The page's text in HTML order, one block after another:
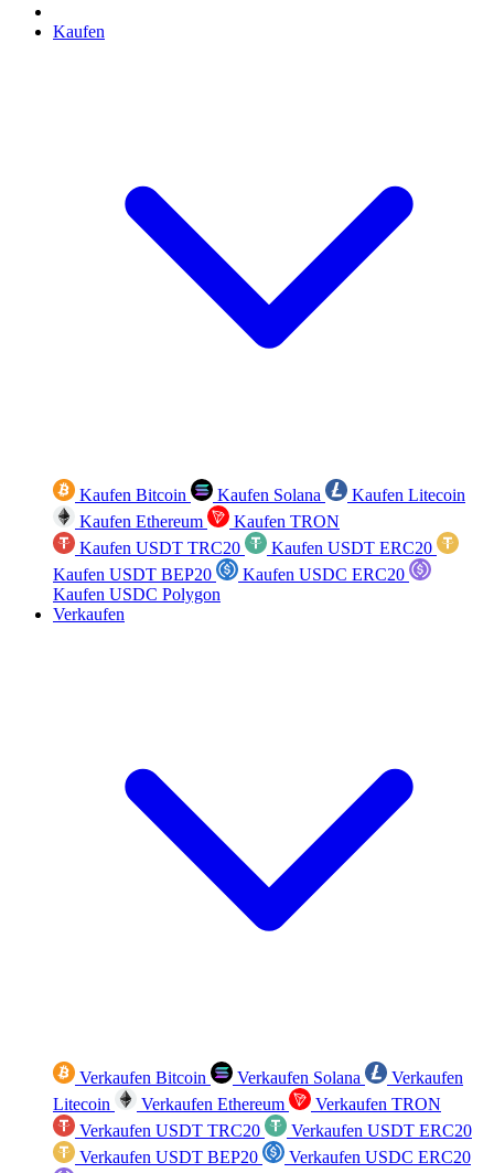
Kaufen
Kaufen Bitcoin Kaufen Solana
Kaufen Litecoin
Kaufen Ethereum
Kaufen TRON
Kaufen USDT TRC20
Kaufen USDT ERC20
Kaufen USDT BEP20
Kaufen USDC ERC20
Kaufen USDC Polygon
Verkaufen
Verkaufen Bitcoin Verkaufen Solana
Verkaufen
Litecoin
Verkaufen Ethereum
Verkaufen TRON
Verkaufen USDT TRC20
Verkaufen USDT ERC20
Verkaufen USDT BEP20
Verkaufen USDC ERC20